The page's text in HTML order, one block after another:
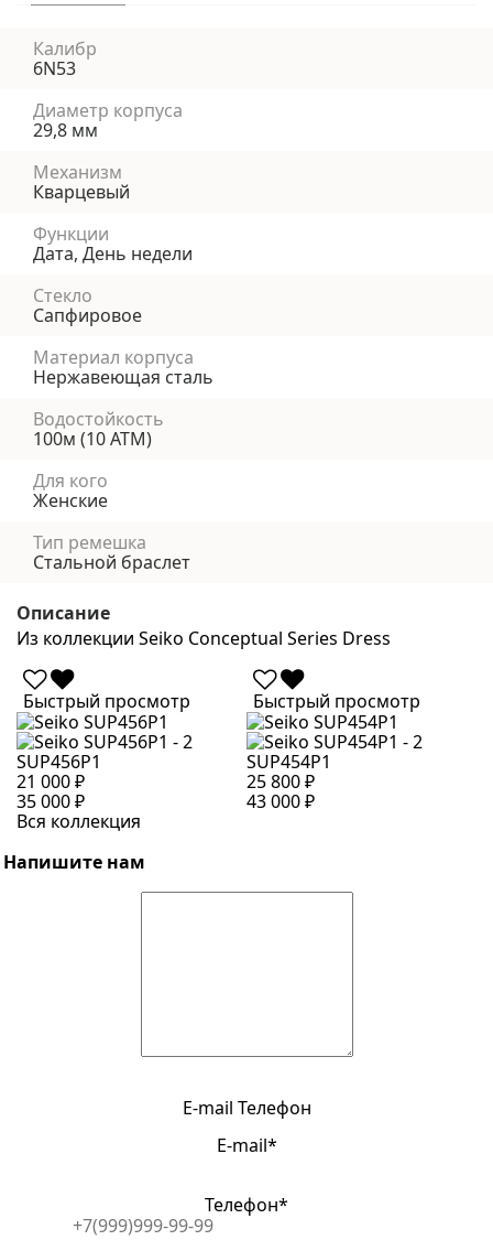
Калибр
6N53
Диаметр корпуса
29,8 мм
Механизм
Кварцевый
Функции
Дата, День недели
Стекло
Сапфировое
Материал корпуса
Нержавеющая сталь
Водостойкость
100м (10 АТМ)
Для кого
Женские
Тип ремешка
Стальной браслет
Описание
Из коллекции Seiko Conceptual Series Dress
Быстрый просмотр
SUP456P1
21 000 ₽
35 000 ₽
Быстрый просмотр
SUP454P1
25 800 ₽
43 000 ₽
Вся коллекция
Напишите нам
E-mail Телефон
E-mail*
Телефон*